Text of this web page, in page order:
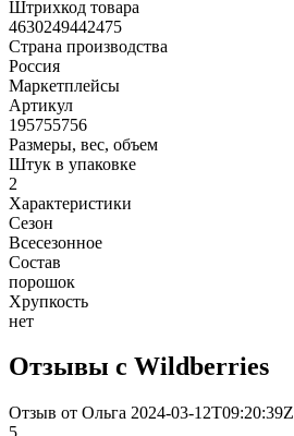
Штрихкод товара
4630249442475
Страна производства
Россия
Маркетплейсы
Артикул
195755756
Размеры, вес, объем
Штук в упаковке
2
Характеристики
Сезон
Всесезонное
Состав
порошок
Хрупкость
нет
Отзывы с Wildberries
Отзыв от Ольга 2024-03-12T09:20:39Z